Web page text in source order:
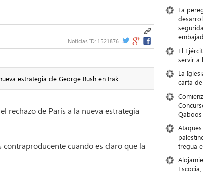
Noticias ID: 1521876
estrategia de George Bush en Irak
rechazo de París a la nueva estrategia
cuando es claro que la
La
El
servir a
La
carta
tregua